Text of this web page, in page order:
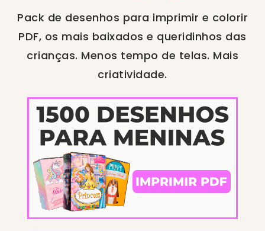
Pack de desenhos para imprimir e colorir
PDF, os mais baixados e queridinhos das
crianças. Menos tempo de telas. Mais
criatividade.